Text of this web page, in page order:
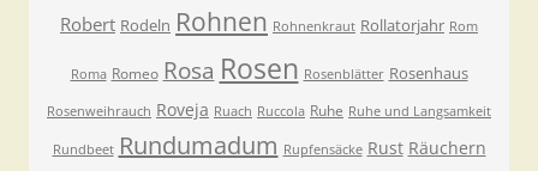
Robert Rodeln Rohnen Rohnenkraut Rollatorjahr Rom
Roma Romeo Rosa Rosen Rosenblätter Rosenhaus
Rosenweihrauch Roveja Ruach Ruccola Ruhe Ruhe und Langsamkeit
Rundbeet Rundumadum Rupfensäcke Rust Räuchern